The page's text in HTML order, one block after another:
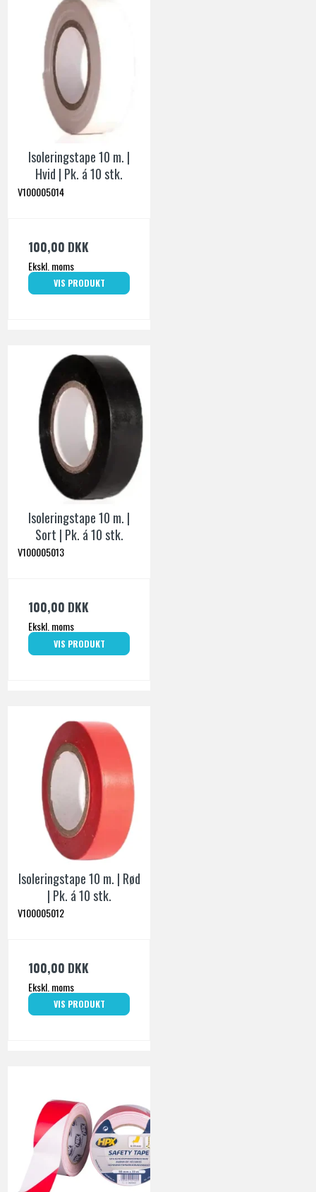
Isoleringstape 10 m. |
Hvid | Pk. á 10 stk.
V100005014
100,00 DKK
Ekskl. moms
VIS PRODUKT
Isoleringstape 10 m. |
Sort | Pk. á 10 stk.
V100005013
100,00 DKK
Ekskl. moms
VIS PRODUKT
Isoleringstape 10 m. | Rød
| Pk. á 10 stk.
V100005012
100,00 DKK
Ekskl. moms
VIS PRODUKT